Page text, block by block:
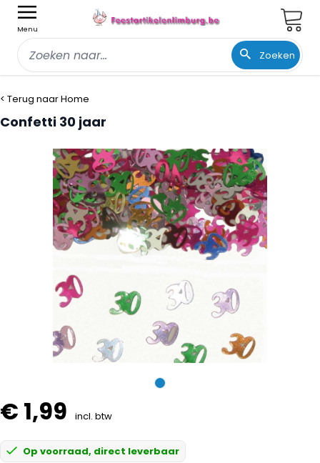
Menu
Zoeken
< Terug naar Home
Confetti 30 jaar
€ 1,99 incl. btw
Op voorraad, direct leverbaar